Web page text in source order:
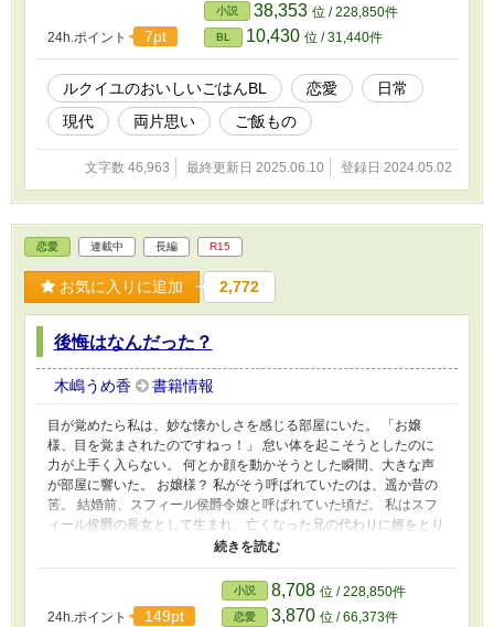
24h.ポイント 7pt
小説 38,353 位 / 228,850件
BL 10,430 位 / 31,440件
ルクイユのおいしいごはんBL 恋愛
日常
現代
両片思い ご飯もの
文字数 46,963 最終更新日 2025.06.10 登録日 2024.05.02
恋愛 連載中 長編 R15
お気に入りに追加 2,772
後悔はなんだった？
木嶋うめ香 書籍情報
目が覚めたら私は、妙な懐かしさを感じる部屋にいた。 「お嬢
様、目を覚まされたのですねっ！」 怠い体を起こそうとしたのに
力が上手く入らない。 何とか顔を動かそうとした瞬間、大きな声
が部屋に響いた。 お嬢様？ 私がそう呼ばれていたのは、遥か昔の
筈。 結婚前、スフィール侯爵令嬢と呼ばれていた頃だ。 私はスフ
ィール侯爵の長女として生まれ、亡くなった兄の代わりに婿をとり
スフィール侯爵夫人となった。 その筈なのにどうしてあなたは私
憶よりもだいぶ若い侍女だった。 主人公三歳から始まりますの
で、恋愛話になるまで少し時間があります。
24h.ポイント
149pt
小説 8,708 位 / 228,850件
恋愛 3,870 位 / 66,373件